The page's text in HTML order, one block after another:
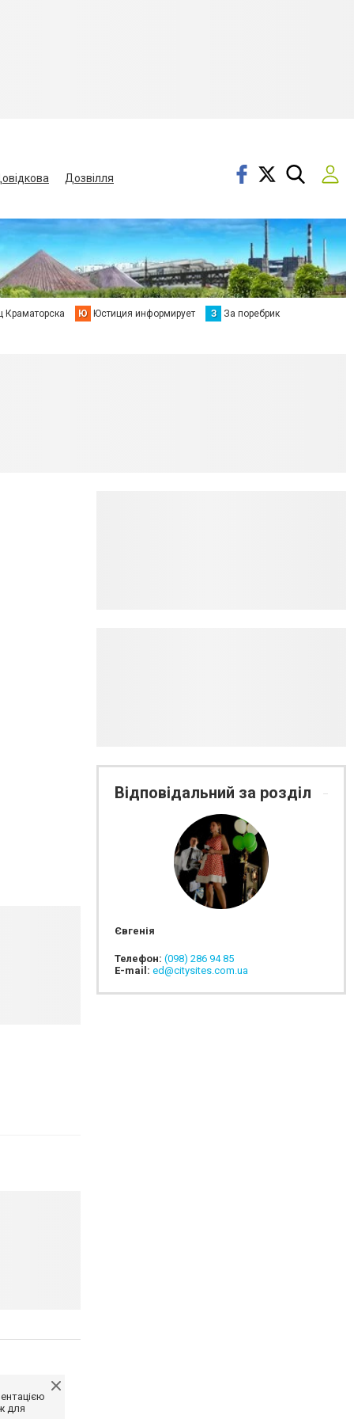
Дозвілля
Краматорска Ю Юстиция информирует З За поребрик
для
Відповідальний за розділ
Євгенія
Телефон: (098) 286 94 85
E-mail: ed@citysites.com.ua